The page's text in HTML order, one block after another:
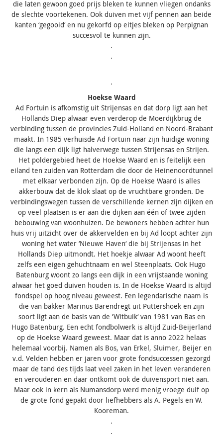
die laten gewoon goed prijs bleken te kunnen vliegen ondanks
de slechte voortekenen. Ook duiven met vijf pennen aan beide
kanten ‘gegooid‘ en nu gekorfd op eitjes bleken op Perpignan
succesvol te kunnen zijn.
.
.
.
Hoekse Waard
Ad Fortuin is afkomstig uit Strijensas en dat dorp ligt aan het
Hollands Diep alwaar even verderop de Moerdijkbrug de
verbinding tussen de provincies Zuid-Holland en Noord-Brabant
maakt. In 1985 verhuisde Ad Fortuin naar zijn huidige woning
die langs een dijk ligt halverwege tussen Strijensas en Strijen.
Het poldergebied heet de Hoekse Waard en is feitelijk een
eiland ten zuiden van Rotterdam die door de Heinenoordtunnel
met elkaar verbonden zijn. Op de Hoekse Waard is alles
akkerbouw dat de klok slaat op de vruchtbare gronden. De
verbindingswegen tussen de verschillende kernen zijn dijken en
op veel plaatsen is er aan die dijken aan één of twee zijden
bebouwing van woonhuizen. De bewoners hebben achter hun
huis vrij uitzicht over de akkervelden en bij Ad loopt achter zijn
woning het water ‘Nieuwe Haven‘ die bij Strijensas in het
Hollands Diep uitmondt. Het hoekje alwaar Ad woont heeft
zelfs een eigen gehuchtnaam en wel Steenplaats. Ook Hugo
Batenburg woont zo langs een dijk in een vrijstaande woning
alwaar het goed duiven houden is. In de Hoekse Waard is altijd
fondspel op hoog niveau geweest. Een legendarische naam is
die van bakker Marinus Barendregt uit Puttershoek en zijn
soort ligt aan de basis van de ‘Witbuik‘ van 1981 van Bas en
Hugo Batenburg. Een echt fondbolwerk is altijd Zuid-Beijerland
op de Hoekse Waard geweest. Maar dat is anno 2022 helaas
helemaal voorbij. Namen als Bos, van Erkel, Sluimer, Beijer en
v.d. Velden hebben er jaren voor grote fondsuccessen gezorgd
maar de tand des tijds laat veel zaken in het leven veranderen
en verouderen en daar ontkomt ook de duivensport niet aan.
Maar ook in kern als Numansdorp werd menig vroege duif op
de grote fond gepakt door liefhebbers als A. Pegels en W.
Kooreman.
.
.